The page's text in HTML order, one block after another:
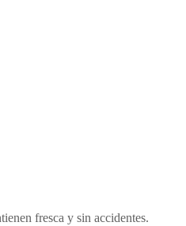
fresca y sin accidentes.